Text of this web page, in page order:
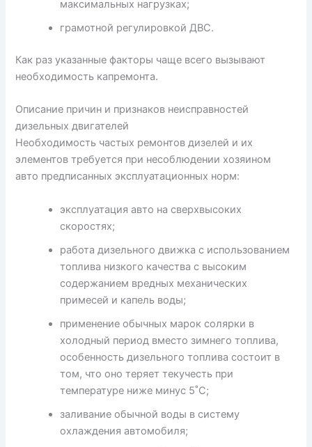
максимальных нагрузках;
грамотной регулировкой ДВС.
Как раз указанные факторы чаще всего вызывают
необходимость капремонта.
Описание причин и признаков неисправностей
дизельных двигателей
Необходимость частых ремонтов дизелей и их
элементов требуется при несоблюдении хозяином
авто предписанных эксплуатационных норм:
эксплуатация авто на сверхвысоких
скоростях;
работа дизельного движка с использованием
топлива низкого качества с высоким
содержанием вредных механических
примесей и капель воды;
применение обычных марок солярки в
холодный период вместо зимнего топлива,
особенность дизельного топлива состоит в
том, что оно теряет текучесть при
температуре ниже минус 5˚С;
заливание обычной воды в систему
охлаждения автомобиля;